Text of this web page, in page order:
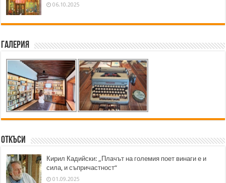
06.10.2025
Галерия
Откъси
Кирил Кадийски: „Плачът на големия поет винаги е и
сила, и съпричастност“
01.09.2025